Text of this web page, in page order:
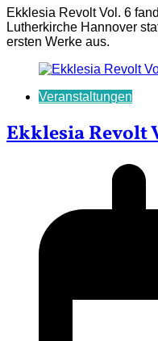
Ekklesia Revolt Vol. 6
Lutherkirche Hannover
ersten Werke aus.
Veranstaltungen
Ekklesia Revolt